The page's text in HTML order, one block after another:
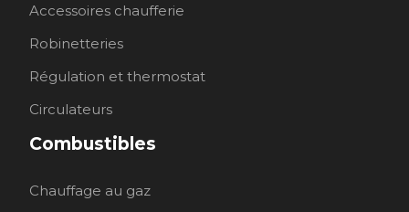
Accessoires chaufferie
Robinetteries
Régulation et thermostat
Circulateurs
Combustibles
Chauffage au gaz